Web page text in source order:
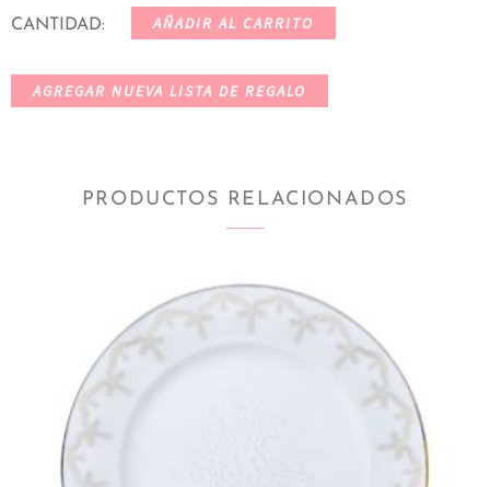
CANTIDAD: AÑADIR AL CARRITO
AGREGAR NUEVA LISTA DE REGALO
PRODUCTOS RELACIONADOS